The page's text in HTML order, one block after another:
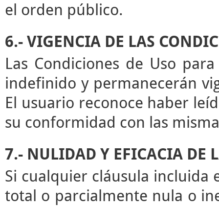
el orden público.
6.- VIGENCIA DE LAS
Las Condiciones de Uso
indefinido y permanecerán
El usuario reconoce haber
su conformidad con las
7.- NULIDAD Y EFICACIA DE
Si cualquier cláusula incluida
total o parcialmente nula o